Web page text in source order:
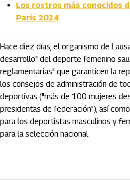
Los rostros más conocidos
París 2024
Hace diez días, el organismo de
desarrollo" del deporte femenino
reglamentarias" que garanticen la
los consejos de administración de
deportivas ("más de 100 mujeres
presidentas de federación"), así
para los deportistas masculinos y
para la selección nacional.